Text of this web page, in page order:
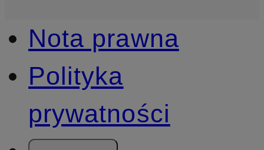
Nota prawna
Polityka
prywatności